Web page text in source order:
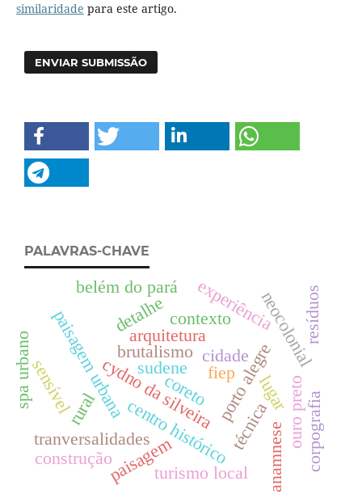
similaridade para este artigo.
ENVIAR SUBMISSÃO
PALAVRAS-CHAVE
brutalismo
fiep
cydno da silveira
paisagem urbana porto alegre
centro histórico
arquitetura
lugar
tranversalidades
detalhe contexto
paisagem
rural
experiência
sensível
neocolonial
belém do pará
técnica
construção
sudene
coreto ouro preto
turismo local anamnese
spa urbano
corpografia
resíduos
cidade